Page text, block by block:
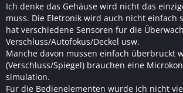
Ich denke das Gehäuse wird nicht das
muss. Die Eletronik wird auch nicht einfach
hat verschiedene Sensoren fur die
Verschluss/Autofokus/Deckel usw.
Manche davon mussen einfach überbruckt
(Verschluss/Spiegel) brauchen eine
simulation.
Fur die Bedienelementen wurde ich nicht